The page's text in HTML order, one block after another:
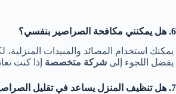
6. هل يمكنني مكافحة الصراصير بنفسي؟
يمكنك استخدام المصائد والمبيدات المنزلية،
يفضل اللجوء إلى شركة متخصصة إذا كنت
7. هل تنظيف المنزل يساعد في تقليل الصراصير؟